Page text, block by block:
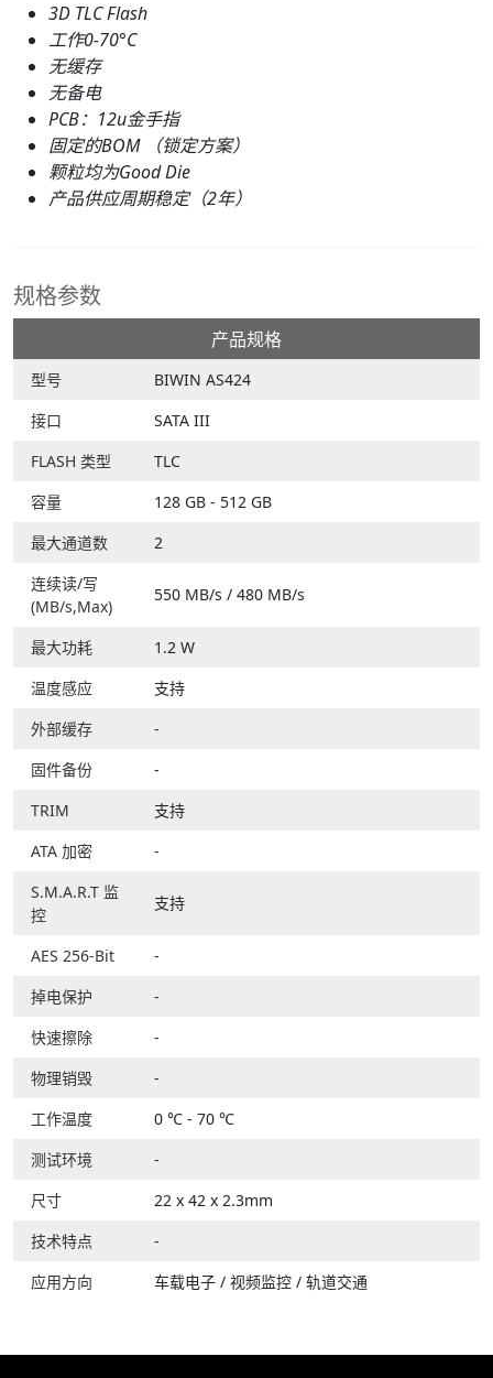
3D TLC Flash
工作0-70°C
无缓存
无备电
PCB：12u金手指
固定的BOM （锁定方案）
颗粒均为Good Die
产品供应周期稳定（2年）
规格参数
产品规格
型号
BIWIN AS424
接口
SATA III
FLASH 类型
TLC
容量
128 GB - 512 GB
最大通道数
2
连续读/写
(MB/s,Max)
550 MB/s / 480 MB/s
最大功耗
1.2 W
温度感应
支持
外部缓存
-
固件备份
-
TRIM
支持
ATA 加密
-
S.M.A.R.T 监
控
支持
AES 256-Bit
-
掉电保护
-
快速擦除
-
物理销毁
-
工作温度
0 ℃ - 70 ℃
测试环境
-
尺寸
22 x 42 x 2.3mm
技术特点
-
应用方向
车载电子 / 视频监控 / 轨道交通